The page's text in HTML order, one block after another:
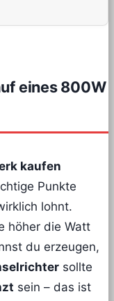
eines 800W
kaufen
Punkte
lohnt.
höher die Watt
du erzeugen,
sollte
sein – das ist